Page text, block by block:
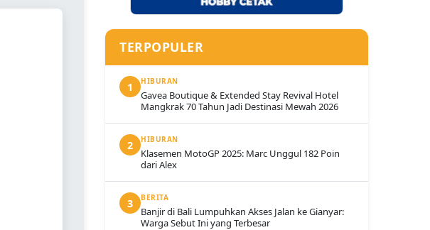
TERPOPULER
1 HIBURAN
Gavea Boutique & Extended Stay Revival Hotel
Mangkrak 70 Tahun Jadi Destinasi Mewah 2026
2 HIBURAN
Klasemen MotoGP 2025: Marc Unggul 182 Poin
dari Alex
3 BERITA
Banjir di Bali Lumpuhkan Akses Jalan ke Gianyar:
Warga Sebut Ini yang Terbesar